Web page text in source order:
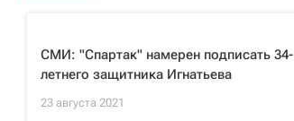
СМИ: "Спартак" намерен подписать 34-
летнего защитника Игнатьева
23 августа 2021